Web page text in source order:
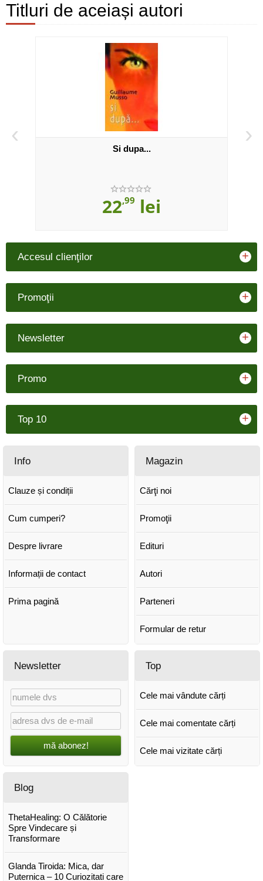
Titluri de aceiași autori
‹
Si dupa...
22,99 lei
›
Accesul clienţilor +
Promoţii +
Newsletter +
Promo +
Top 10 +
Info
Clauze și condiții
Cum cumperi?
Despre livrare
Informații de contact
Prima pagină
Magazin
Cărţi noi
Promoţii
Edituri
Autori
Parteneri
Formular de retur
Newsletter
mă abonez!
Top
Cele mai vândute cărți
Cele mai comentate cărți
Cele mai vizitate cărți
Blog
ThetaHealing: O Călătorie
Spre Vindecare și
Transformare
Glanda Tiroida: Mica, dar
Puternica – 10 Curiozitati care